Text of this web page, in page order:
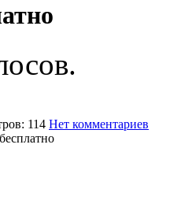
114 Нет комментариев